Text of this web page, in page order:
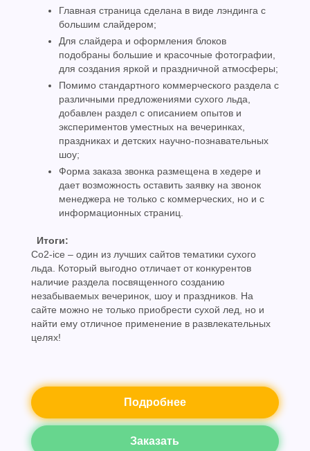
Главная страница сделана в виде лэндинга с
большим слайдером;
Для слайдера и оформления блоков
подобраны большие и красочные фотографии,
для создания яркой и праздничной атмосферы;
Помимо стандартного коммерческого раздела с
различными предложениями сухого льда,
добавлен раздел с описанием опытов и
экспериментов уместных на вечеринках,
праздниках и детских научно-познавательных
шоу;
Форма заказа звонка размещена в хедере и
дает возможность оставить заявку на звонок
менеджера не только с коммерческих, но и с
информационных страниц.
Итоги:
Co2-ice – один из лучших сайтов тематики сухого
льда. Который выгодно отличает от конкурентов
наличие раздела посвященного созданию
незабываемых вечеринок, шоу и праздников. На
сайте можно не только приобрести сухой лед, но и
найти ему отличное применение в развлекательных
целях!
Подробнее
Заказать